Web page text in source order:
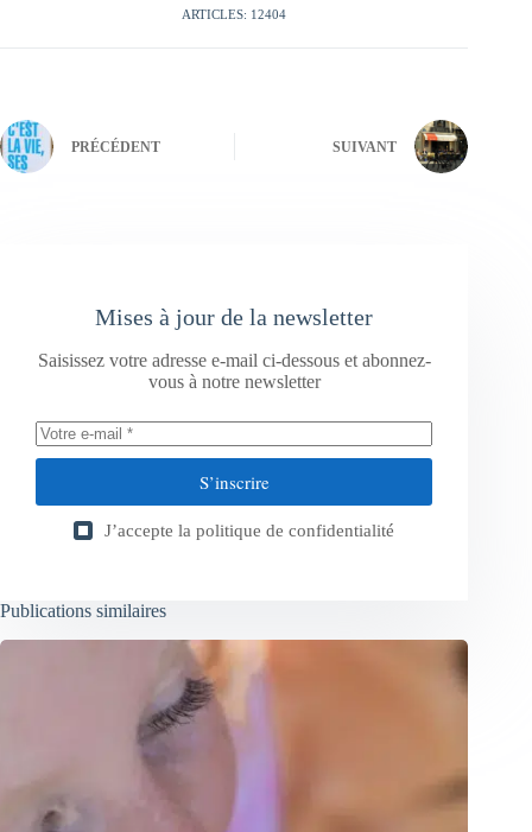
ARTICLES: 12404
PRÉCÉDENT SUIVANT
Mises à jour de la newsletter
Saisissez votre adresse e-mail ci-dessous et abonnez-
vous à notre newsletter
S’inscrire
J’accepte la politique de confidentialité
Publications similaires